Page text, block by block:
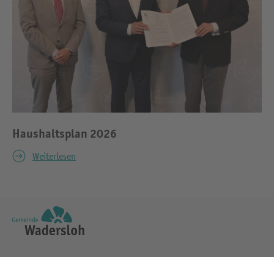
Haushaltsplan 2026
Weiterlesen